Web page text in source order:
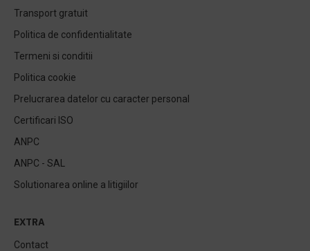
Transport gratuit
Politica de confidentialitate
Termeni si conditii
Politica cookie
Prelucrarea datelor cu caracter personal
Certificari ISO
ANPC
ANPC - SAL
Solutionarea online a litigiilor
EXTRA
Contact